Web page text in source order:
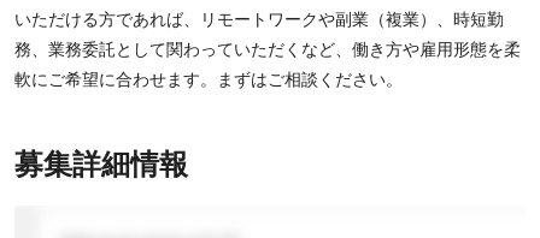
いただける方であれば、リモートワークや副業（複業）、時短勤
務、業務委託として関わっていただくなど、働き方や雇用形態を柔
軟にご希望に合わせます。まずはご相談ください。
募集詳細情報